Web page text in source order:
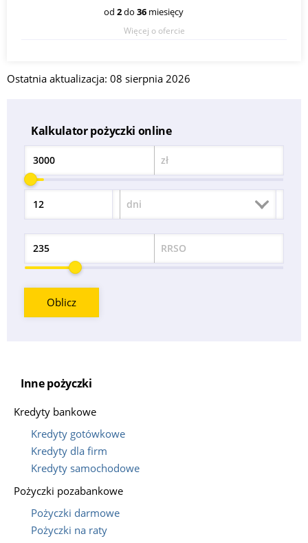
od 2do 36 miesięcy
Więcej o ofercie
Ostatnia aktualizacja: 08 sierpnia 2026
Kalkulator pożyczki online
Kwota zł
Okres dni
Odsetek RRSO
Oblicz
Inne pożyczki
Kredyty bankowe
Kredyty gotówkowe
Kredyty dla firm
Kredyty samochodowe
Pożyczki pozabankowe
Pożyczki darmowe
Pożyczki na raty